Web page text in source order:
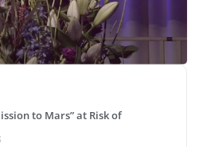
to Mars” at Risk of